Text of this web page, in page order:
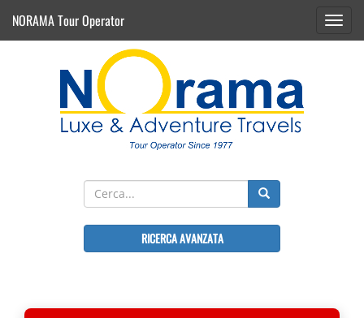
NORAMA Tour Operator
RICERCA AVANZATA